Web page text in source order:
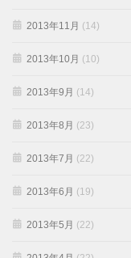
2013年11月 (14)
2013年10月 (10)
2013年9月 (14)
2013年8月 (23)
2013年7月 (22)
2013年6月 (19)
2013年5月 (22)